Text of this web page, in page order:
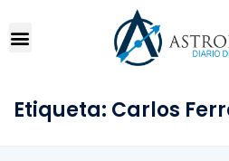
Etiqueta: Carlos